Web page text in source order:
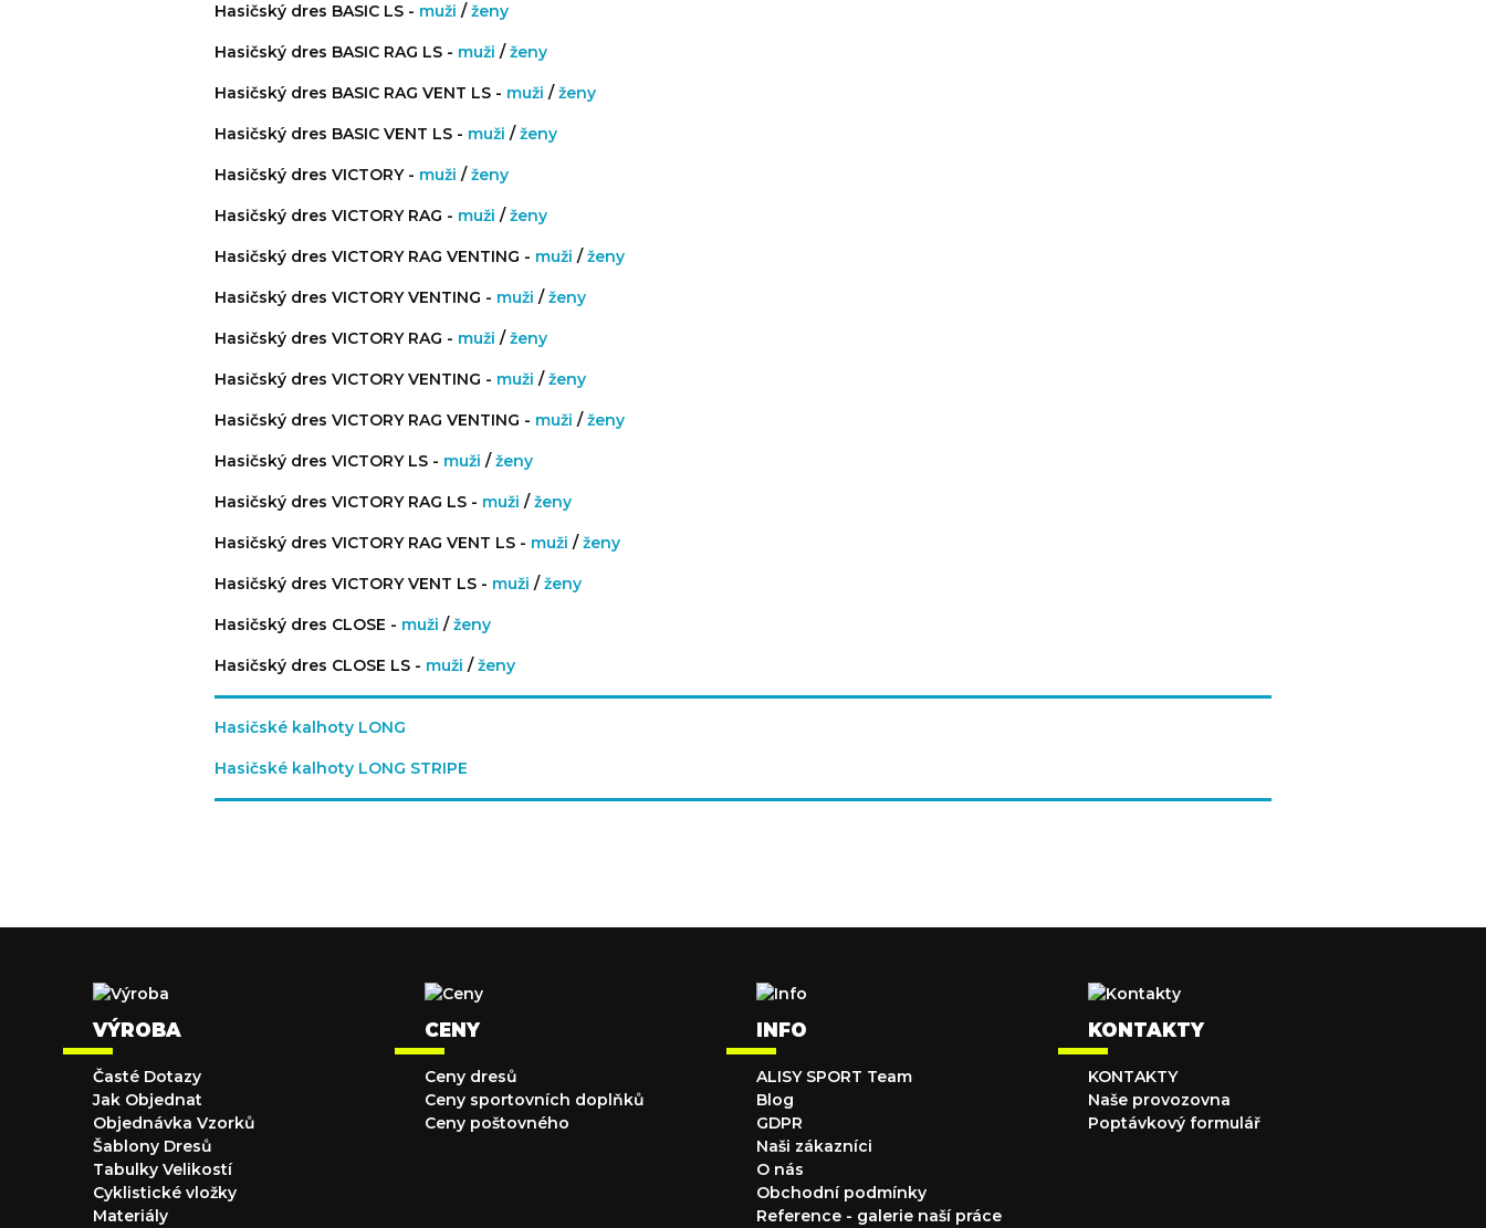
Hasičský dres BASIC LS - muži /ženy
Hasičský dres BASIC RAG LS - muži /ženy
Hasičský dres BASIC RAG VENT LS - muži /ženy
Hasičský dres BASIC VENT LS - muži /ženy
Hasičský dres VICTORY - muži /ženy
Hasičský dres VICTORY RAG - muži /ženy
Hasičský dres VICTORY RAG VENTING - muži /ženy
Hasičský dres VICTORY VENTING - muži /ženy
Hasičský dres VICTORY RAG - muži /ženy
Hasičský dres VICTORY VENTING - muži /ženy
Hasičský dres VICTORY RAG VENTING - muži /ženy
Hasičský dres VICTORY LS - muži /ženy
Hasičský dres VICTORY RAG LS - muži /ženy
Hasičský dres VICTORY RAG VENT LS - muži /ženy
Hasičský dres VICTORY VENT LS - muži /ženy
Hasičský dres CLOSE - muži /ženy
Hasičský dres CLOSE LS - muži /ženy
Hasičské kalhoty LONG
Hasičské kalhoty LONG STRIPE
VÝROBA
Časté Dotazy
Jak Objednat
Objednávka Vzorků
Šablony Dresů
Tabulky Velikostí
Cyklistické vložky
Materiály
CENY
Ceny dresů
Ceny sportovních doplňků
Ceny poštovného
INFO
ALISY SPORT Team
Blog
GDPR
Naši zákazníci
O nás
Obchodní podmínky
Reference - galerie naší práce
KONTAKTY
KONTAKTY
Naše provozovna
Poptávkový formulář